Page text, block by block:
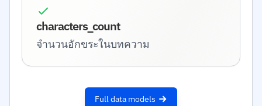
characters_count
จำนวนอักขระในบทความ
Full data models